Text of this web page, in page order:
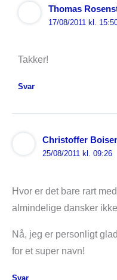
Thomas
17/08/2011 kl.
Takker!
Svar
Christoffer
25/08/2011 kl. 09:26
Hvor er det bare rart
almindelige dansker
Nå, jeg er personligt
for et super navn!
Svar